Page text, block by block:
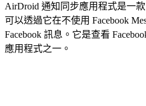
AirDroid 通知同步應用程式是一款
可以透過它在不使用 Facebook
Facebook 訊息。它是查看
應用程式之一。